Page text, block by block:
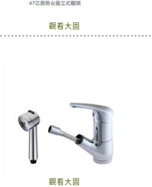
觀看大圖
觀看大圖